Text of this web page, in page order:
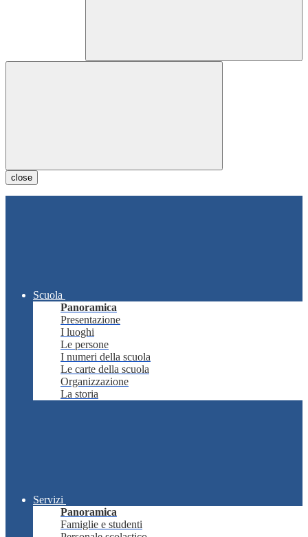
close
Scuola
Panoramica
Presentazione
I luoghi
Le persone
I numeri della scuola
Le carte della scuola
Organizzazione
La storia
Servizi
Panoramica
Famiglie e studenti